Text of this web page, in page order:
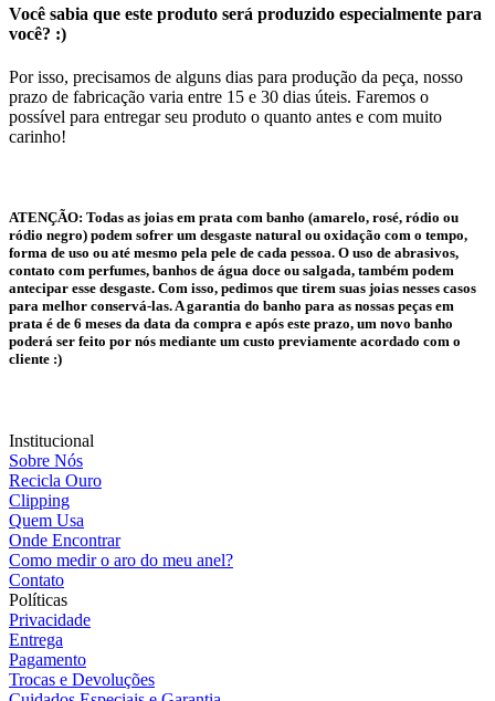
Você sabia que este produto será produzido especialmente para
você? :)
Por isso, precisamos de alguns dias para produção da peça, nosso
prazo de fabricação varia entre 15 e 30 dias úteis. Faremos o
possível para entregar seu produto o quanto antes e com muito
carinho!
ATENÇÃO: Todas as joias em prata com banho (amarelo, rosé, ródio ou
ródio negro) podem sofrer um desgaste natural ou oxidação com o tempo,
forma de uso ou até mesmo pela pele de cada pessoa. O uso de abrasivos,
contato com perfumes, banhos de água doce ou salgada, também podem
antecipar esse desgaste. Com isso, pedimos que tirem suas joias nesses casos
para melhor conservá-las. A garantia do banho para as nossas peças em
prata é de 6 meses da data da compra e após este prazo, um novo banho
poderá ser feito por nós mediante um custo previamente acordado com o
cliente :)
Institucional
Sobre Nós
Recicla Ouro
Clipping
Quem Usa
Onde Encontrar
Como medir o aro do meu anel?
Contato
Políticas
Privacidade
Entrega
Pagamento
Trocas e Devoluções